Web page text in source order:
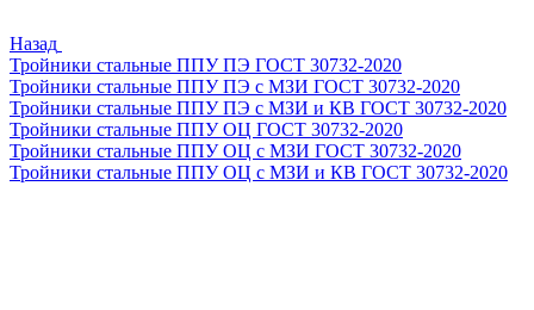
Назад
Тройники стальные ППУ ПЭ ГОСТ 30732-2020
Тройники стальные ППУ ПЭ с МЗИ ГОСТ 30732-2020
Тройники стальные ППУ ПЭ с МЗИ и КВ ГОСТ 30732-2020
Тройники стальные ППУ ОЦ ГОСТ 30732-2020
Тройники стальные ППУ ОЦ с МЗИ ГОСТ 30732-2020
Тройники стальные ППУ ОЦ с МЗИ и КВ ГОСТ 30732-2020